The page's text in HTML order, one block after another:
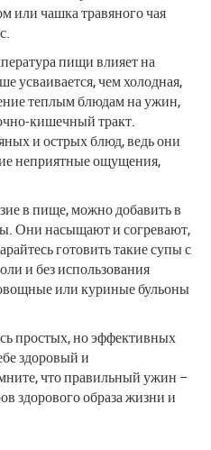
или чашка травяного чая
пищи влияет на
усваивается, чем холодная,
теплым блюдам на ужин,
кишечный тракт.
и острых блюд, ведь они
неприятные ощущения,
в пище, можно добавить в
Они насыщают и согревают,
готовить такие супы с
и без использования
или куриные бульоны
простых, но эффективных
здоровый и
что правильный ужин –
здорового образа жизни и